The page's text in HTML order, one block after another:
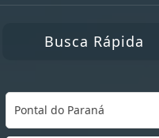
Busca Rápida
Pontal do Paraná